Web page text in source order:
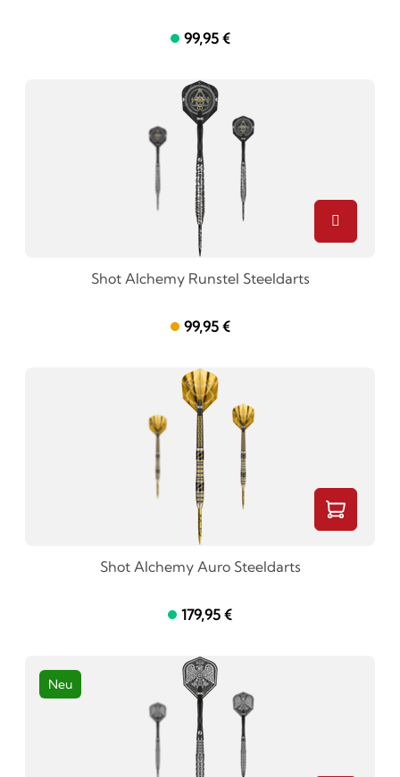
99,95 €
Shot Alchemy Runstel Steeldarts
99,95 €
Shot Alchemy Auro Steeldarts
179,95 €
Neu